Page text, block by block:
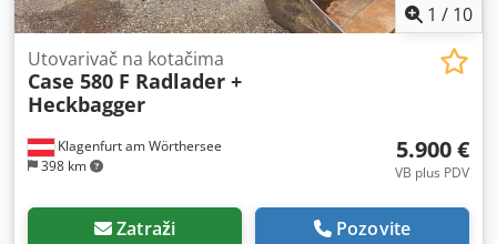
1 / 10
Klagenfurt am Wörthersee
398 km
Utovarivač na kotačima
Case 580 F Radlader +
Heckbagger
5.900 €
VB plus PDV
Zatraži Pozovite